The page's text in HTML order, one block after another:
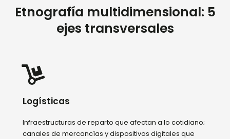
Etnografía multidimensional: 5
ejes transversales
Logísticas
Infraestructuras de reparto que afectan a lo cotidiano;
canales de mercancías y dispositivos digitales que